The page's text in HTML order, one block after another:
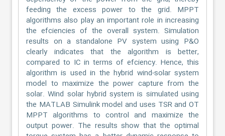
feeding the excess power to the grid. MPPT
algorithms also play an important role in increasing
the efciencies of the overall system. Simulation
results on a standalone PV system using P&O
clearly indicates that the algorithm is better,
compared to IC in terms of efciency. Hence, this
algorithm is used in the hybrid wind-solar system
model to maximize the power capture from the
solar. Wind solar hybrid system is simulated using
the MATLAB Simulink model and uses TSR and OT
MPPT algorithms to control and maximize the
output power. The results show that the optimal